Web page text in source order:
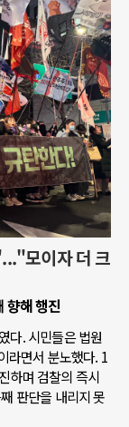
모이자 더 크
향해 행진
다. 시민들은 법원
라면서 분노했다. 1
하며 검찰의 즉시
판단을 내리지 못